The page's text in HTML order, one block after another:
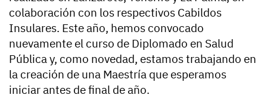
colaboración con los respectivos Cabildos
Insulares. Este año, hemos convocado
nuevamente el curso de Diplomado en Salud
Pública y, como novedad, estamos trabajando en
la creación de una Maestría que esperamos
iniciar antes de final de año.